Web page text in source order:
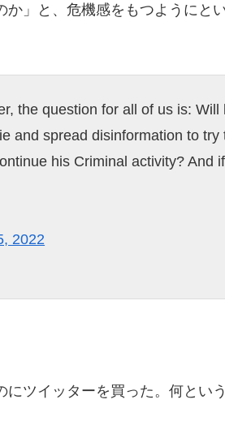
」と、危機感をもつようにと
the question for all of us is: Will
and spread disinformation to try
his Criminal activity? And
2022
ツイッターを買った。何とい